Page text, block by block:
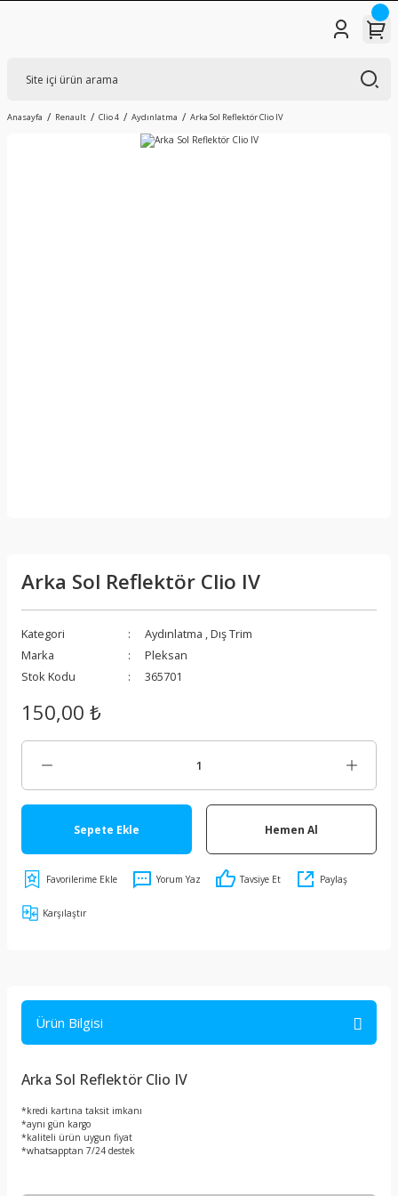
Anasayfa Renault Clio 4 Aydınlatma Arka Sol Reflektör Clio IV
Arka Sol Reflektör Clio IV
Kategori Aydınlatma ,Dış Trim
Marka
Pleksan
Stok Kodu
365701
150,00 ₺
Sepete Ekle Hemen Al
Yorum Yaz Tavsiye Et Paylaş
Karşılaştır
Ürün Bilgisi
Arka Sol Reflektör Clio IV
*kredi kartına taksit imkanı
*aynı gün kargo
*kaliteli ürün uygun fiyat
*whatsapptan 7/24 destek